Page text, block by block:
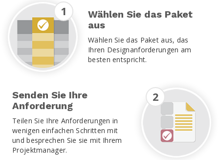
1
Wählen Sie das Paket
aus
Wählen Sie das Paket aus, das
Ihren Designanforderungen am
besten entspricht.
2
Senden Sie Ihre
Anforderung
Teilen Sie Ihre Anforderungen in
wenigen einfachen Schritten mit
und besprechen Sie sie mit Ihrem
Projektmanager.